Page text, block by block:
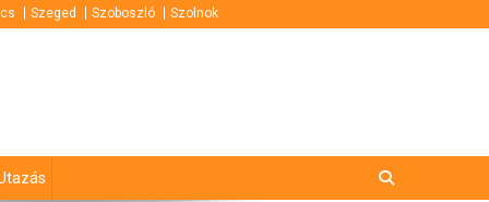
Szeged Szoboszló Szolnok